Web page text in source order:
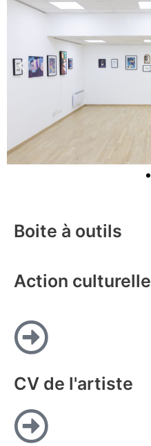
Boite à outils
Action culturelle
CV de l'artiste